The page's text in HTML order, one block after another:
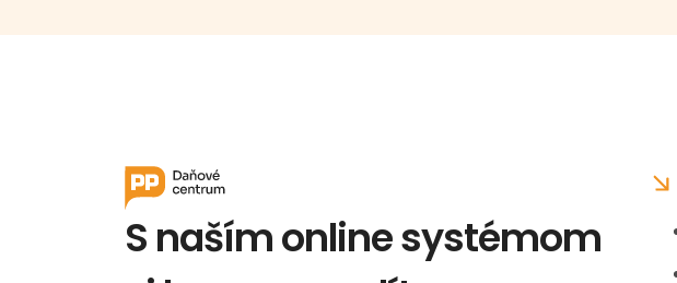
S naším online systémom